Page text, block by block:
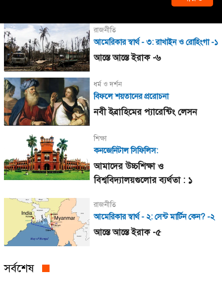
রাজনীতি
আমেরিকার স্বার্থ - ৩: রাখাইন ও রোহিংগা -১
আস্তে আস্তে ইরাক -৬
ধর্ম ও দর্শন
বিফলে শয়তানের প্ররোচনা
নবী ইব্রাহিমের প্যারেন্টিং লেসন
শিক্ষা
কনজেনিটাল সিফিলিস:
আমাদের উচ্চশিক্ষা ও
বিশ্ববিদ্যালয়গুলোর ব্যর্থতা : ১
রাজনীতি
আমেরিকার স্বার্থ - ২: সেন্ট মার্টিন কেন? -২
আস্তে আস্তে ইরাক -৫
সর্বশেষ